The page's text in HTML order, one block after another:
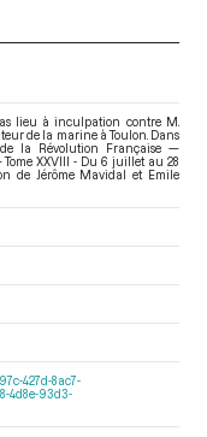
lieu à inculpation contre M.
de la marine à Toulon. Dans
la Révolution Française —
Tome XXVIII - Du 6 juillet au 28
de Jérôme Mavidal et Emile
427d-8ac7-
4d8e-93d3-